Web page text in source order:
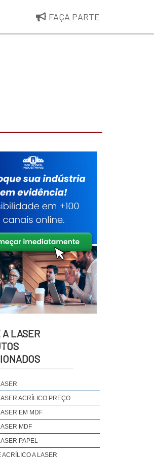
FAÇA PARTE
A LASER
ACRÍLICO PREÇO
EM MDF
MDF
PAPEL
ACRÍLICO A LASER